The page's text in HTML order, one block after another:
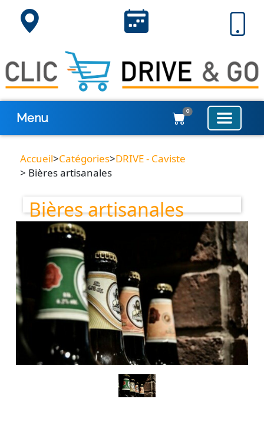
Menu 0
Accueil>Catégories>DRIVE - Caviste
> Bières artisanales
Bières artisanales